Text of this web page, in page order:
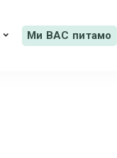
Ми ВАС питамо